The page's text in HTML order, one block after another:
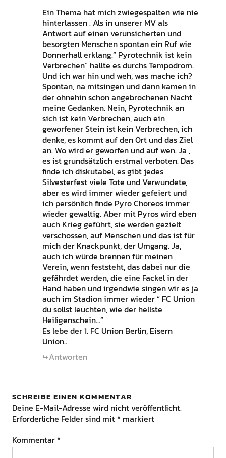
Ein Thema hat mich zwiegespalten wie nie
hinterlassen . Als in unserer MV als
Antwort auf einen verunsicherten und
besorgten Menschen spontan ein Ruf wie
Donnerhall erklang.“ Pyrotechnik ist kein
Verbrechen“ hallte es durchs Tempodrom.
Und ich war hin und weh, was mache ich?
Spontan, na mitsingen und dann kamen in
der ohnehin schon angebrochenen Nacht
meine Gedanken. Nein, Pyrotechnik an
sich ist kein Verbrechen, auch ein
geworfener Stein ist kein Verbrechen, ich
denke, es kommt auf den Ort und das Ziel
an. Wo wird er geworfen und auf wen. Ja ,
es ist grundsätzlich erstmal verboten. Das
finde ich diskutabel, es gibt jedes
Silvesterfest viele Tote und Verwundete,
aber es wird immer wieder gefeiert und
ich persönlich finde Pyro Choreos immer
wieder gewaltig. Aber mit Pyros wird eben
auch Krieg geführt, sie werden gezielt
verschossen, auf Menschen und das ist für
mich der Knackpunkt, der Umgang. Ja,
auch ich würde brennen für meinen
Verein, wenn feststeht, das dabei nur die
gefährdet werden, die eine Fackel in der
Hand haben und irgendwie singen wir es ja
auch im Stadion immer wieder “ FC Union
du sollst leuchten, wie der hellste
Heiligenschein…“
Es lebe der 1. FC Union Berlin, Eisern
Union..
Antworten
SCHREIBE EINEN KOMMENTAR
Deine E-Mail-Adresse wird nicht veröffentlicht.
Erforderliche Felder sind mit * markiert
Kommentar *